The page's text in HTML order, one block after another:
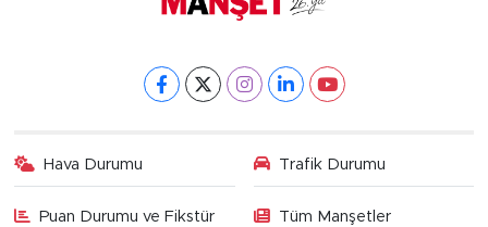
Hava Durumu Trafik Durumu
Puan Durumu ve Fikstür Tüm Manşetler